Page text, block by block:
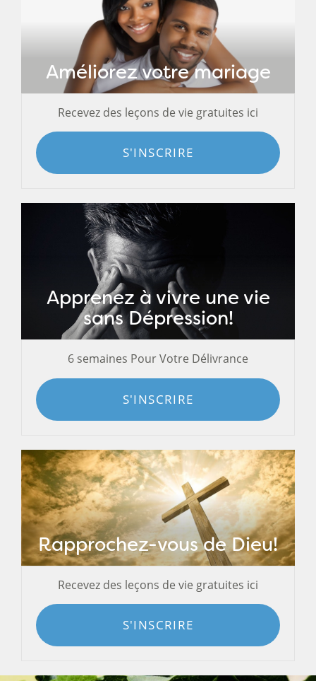
Améliorez votre mariage
Recevez des leçons de vie gratuites ici
S'INSCRIRE
Apprenez à vivre une vie
sans Dépression!
6 semaines Pour Votre Délivrance
S'INSCRIRE
Rapprochez-vous de Dieu!
Recevez des leçons de vie gratuites ici
S'INSCRIRE